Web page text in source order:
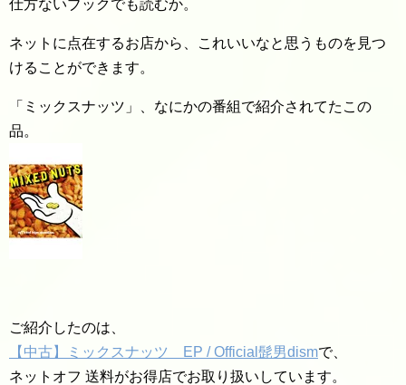
仕方ないブックでも読むか。
ネットに点在するお店から、これいいなと思うものを見つ
けることができます。
「ミックスナッツ」、なにかの番組で紹介されてたこの
品。
ご紹介したのは、
【中古】ミックスナッツ EP / Official髭男dismで、
ネットオフ 送料がお得店でお取り扱いしています。